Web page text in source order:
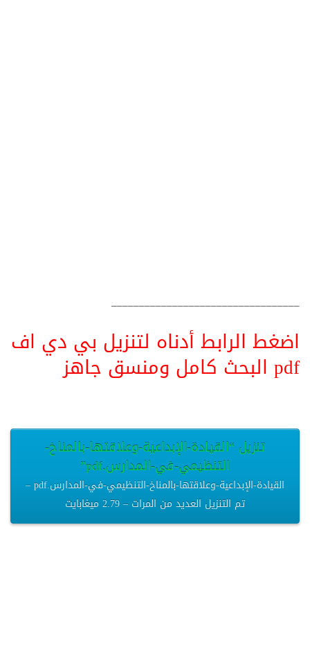
__________________________________
اضغط الرابط أدناه لتنزيل بي دي اف
pdf البحث كامل ومنسق جاهز
تنزيل “القيادة-الإبداعية-وعلاقتها-بالمناخ-
التنظيمي-في-المدارس.pdf”
القيادة-الإبداعية-وعلاقتها-بالمناخ-التنظيمي-في-المدارس.pdf –
تم التنزيل العديد من المرات – 2.79 ميغابايت